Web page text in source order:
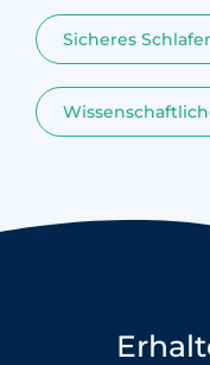
Sicheres